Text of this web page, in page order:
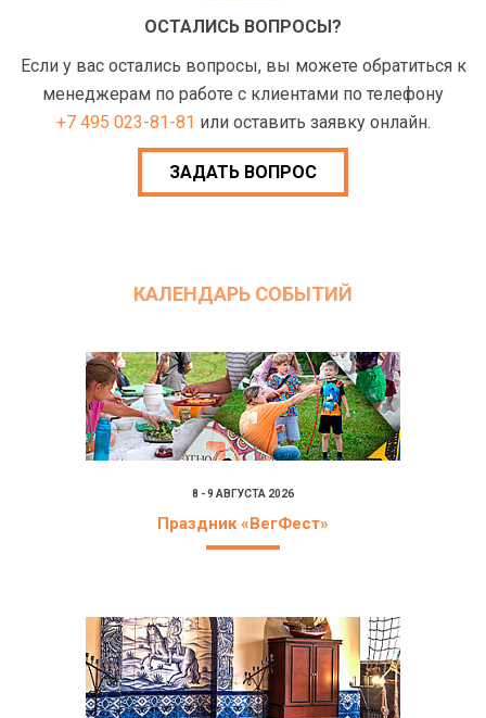
ОСТАЛИСЬ ВОПРОСЫ?
Если у вас остались вопросы, вы можете обратиться к
менеджерам по работе с клиентами по телефону
+7 495 023-81-81 или оставить заявку онлайн.
ЗАДАТЬ ВОПРОС
КАЛЕНДАРЬ СОБЫТИЙ
8 - 9 АВГУСТА 2026
Праздник «ВегФест»